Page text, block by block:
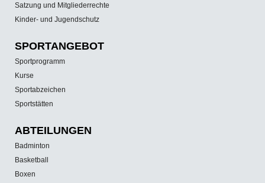
Satzung und Mitgliederrechte
Kinder- und Jugendschutz
SPORT­ANGEBOT
Sportprogramm
Kurse
Sportabzeichen
Sportstätten
ABTEILUNGEN
Badminton
Basketball
Boxen